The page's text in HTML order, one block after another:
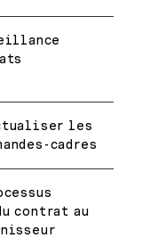
les
cadres
contrat au